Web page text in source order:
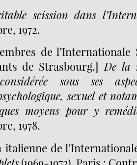
scission dans
1972.
de l’Internationale
de Strasbourg.]De la
sous ses
sexuel et
moyens pour y
1978.
italienne de